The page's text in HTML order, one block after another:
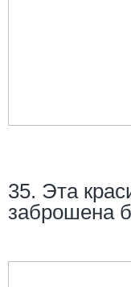
35. Эта
заброшена